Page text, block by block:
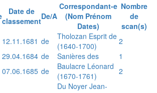
Date de
classementDe/A
Correspondant-e
(Nom Prénom
Dates)
Nombre
de
scan(s)
12.11.1681 de
Tholozan Esprit de
(1640-1700)
2
29.04.1684 de Sanières des
1
07.06.1685 de
Baulacre Léonard
(1670-1761)
2
Du Noyer Jean-